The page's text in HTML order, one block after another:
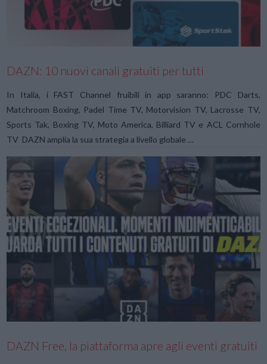
VIEW POST
DAZN: 10 nuovi canali gratuiti per tutti
In Italia, i FAST Channel fruibili in app saranno: PDC Darts,
Matchroom Boxing, Padel Time TV, Motorvision TV, Lacrosse TV,
Sports Tak, Boxing TV, Moto America, Billiard TV e ACL Cornhole
TV DAZN amplia la sua strategia a livello globale …
DAZN Free, la piattaforma apre agli eventi gratuiti